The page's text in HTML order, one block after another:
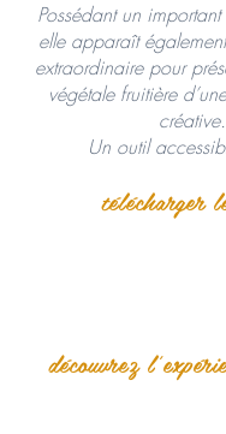
Possédant un
elle apparaît
extraordinaire pour
végétale fruitière
créative.
Un outil
télécharger
découvrez